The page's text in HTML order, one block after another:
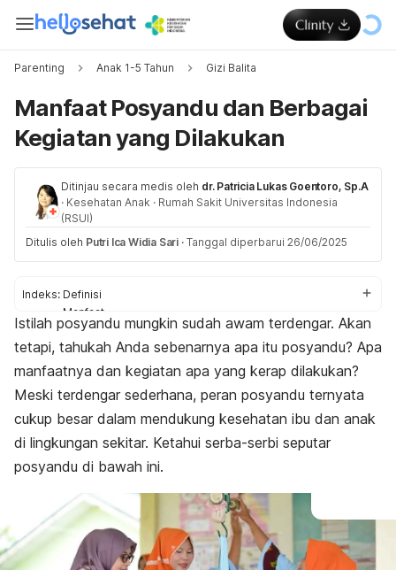
Parenting Anak 1-5 Tahun Gizi Balita
Manfaat Posyandu dan Berbagai
Kegiatan yang Dilakukan
Ditinjau secara medis oleh dr. Patricia Lukas Goentoro, Sp.A
· Kesehatan Anak · Rumah Sakit Universitas Indonesia
(RSUI)
Ditulis oleh Putri Ica Widia Sari · Tanggal diperbarui 26/06/2025
Indeks: Definisi
Manfaat
Contoh kegiatan
Istilah posyandu mungkin sudah awam terdengar. Akan
tetapi, tahukah Anda sebenarnya apa itu posyandu? Apa
manfaatnya dan kegiatan apa yang kerap dilakukan?
Meski terdengar sederhana, peran posyandu ternyata
cukup besar dalam mendukung kesehatan ibu dan anak
di lingkungan sekitar. Ketahui serba-serbi seputar
posyandu di bawah ini.